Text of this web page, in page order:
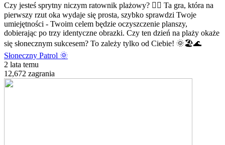
Czy jesteś sprytny niczym ratownik plażowy? 🏄‍♂️ Ta gra, która na
pierwszy rzut oka wydaje się prosta, szybko sprawdzi Twoje
umiejętności - Twoim celem będzie oczyszczenie planszy,
dobierając po trzy identyczne obrazki. Czy ten dzień na plaży okaże
się słonecznym sukcesem? To zależy tylko od Ciebie! 🌞🏖️🌊
Słoneczny Patrol 🌞
2 lata temu
12,672 zagrania